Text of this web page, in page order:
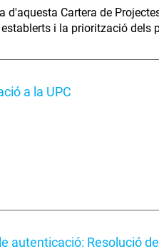
Cartera de
i la priorització dels
a la UPC
autenticació: Resolució